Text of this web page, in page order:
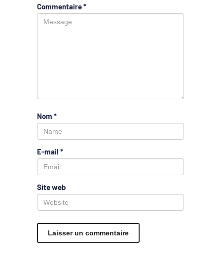
Commentaire*
Nom *
E-mail *
Site web